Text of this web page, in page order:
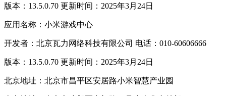
版本：13.5.0.70 更新时间：2025年3月24日
应用名称：小米游戏中心
开发者：北京瓦力网络科技有限公司 电话：010-60606666
版本：13.5.0.70 更新时间：2025年3月24日
北京地址：北京市昌平区安居路小米智慧产业园